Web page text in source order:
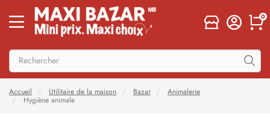
0
Accueil Utilitaire de la maison Bazar
Animalerie
Hygiène animale